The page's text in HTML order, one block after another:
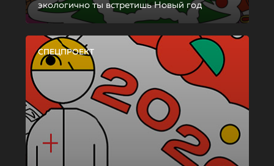
экологично ты встретишь Новый год
СПЕЦПРОЕКТ